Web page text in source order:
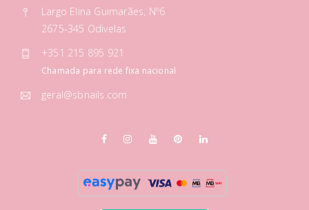
Largo Elina Guimarães, Nº6
2675-345 Odivelas
+351 215 895 921
Chamada para rede fixa nacional
geral@sbnails.com